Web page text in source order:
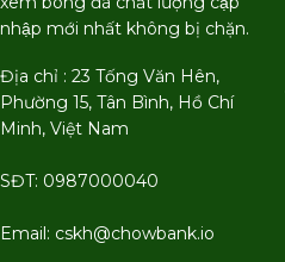
nhập mới nhất không bị chặn.
Địa chỉ : 23 Tống Văn Hên,
Phường 15, Tân Bình, Hồ Chí
Minh, Việt Nam
SĐT: 0987000040
Email: cskh@chowbank.io